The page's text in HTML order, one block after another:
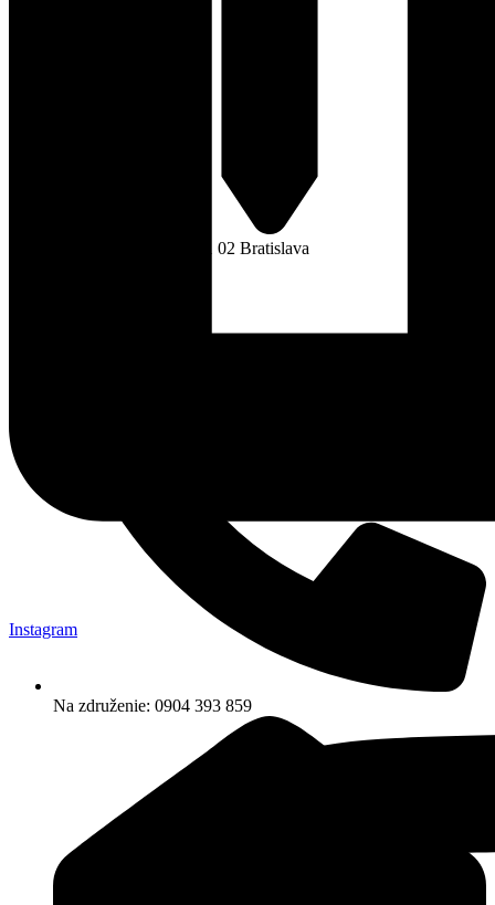
Instagram
Nám. Biely kríž 3, 831 02 Bratislava
Na združenie: 0904 393 859